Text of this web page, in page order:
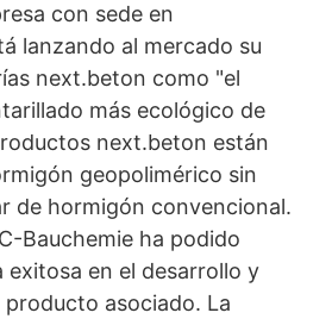
con sede en
lanzando al mercado su
next.beton como "el
más ecológico de
next.beton están
geopolimérico sin
de hormigón convencional.
Bauchemie ha podido
exitosa en el desarrollo y
asociado. La